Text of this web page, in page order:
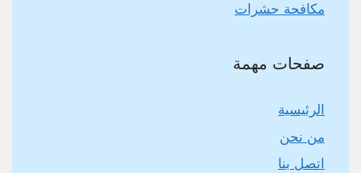
مكافحة حشرات
صفحات مهمة
الرئيسية
من نحن
اتصل بنا